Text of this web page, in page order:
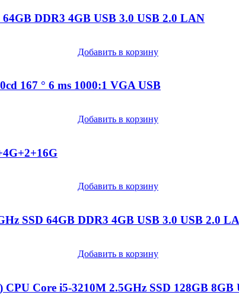
DDR3 4GB USB 3.0 USB 2.0 LAN
Добавить в корзину
167 ° 6 ms 1000:1 VGA USB
Добавить в корзину
Добавить в корзину
SSD 64GB DDR3 4GB USB 3.0 USB 2.0
Добавить в корзину
Core i5-3210M 2.5GHz SSD 128GB 8GB